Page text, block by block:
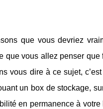
que vous devriez
que vous allez penser que
vous dire à ce sujet,
un box de stockage,
en permanence à votre